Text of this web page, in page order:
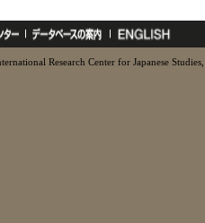
Research Center for Japanese